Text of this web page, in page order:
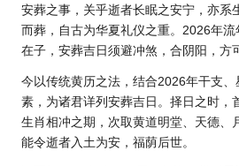
安葬之事，关乎逝者长眠之安宁，亦系
而葬，自古为华夏礼仪之重。2026年
在子，安葬吉日须避冲煞，合阴阳，方
今以传统黄历之法，结合2026年干支
素，为诸君详列安葬吉日。择日之时，
生肖相冲之期，次取黄道明堂、天德、
能令逝者入土为安，福荫后世。